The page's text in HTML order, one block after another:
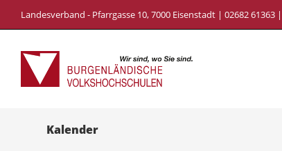
Landesverband - Pfarrgasse 10, 7000 Eisenstadt | 02682 61363 |
Kalender